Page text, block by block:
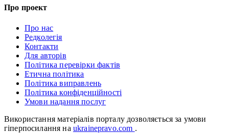
Про проект
Про нас
Редколегія
Контакти
Для авторів
Політика перевірки фактів
Етична політика
Політика виправлень
Політика конфіденційності
Умови надання послуг
Використання матеріалів порталу дозволяється за умови
гіперпосилання на ukrainepravo.com .